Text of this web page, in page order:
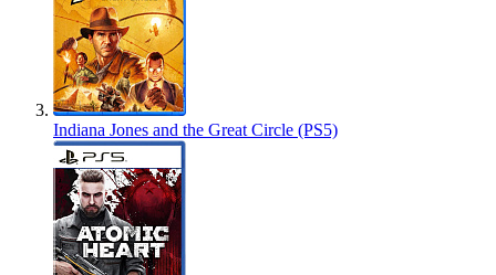
Indiana Jones and the Great Circle (PS5)